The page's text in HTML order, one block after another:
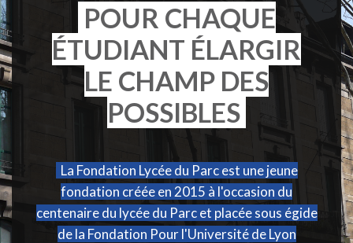
POUR CHAQUE
ÉTUDIANT ÉLARGIR
LE CHAMP DES
POSSIBLES
La Fondation Lycée du Parc est une jeune
fondation créée en 2015 à l'occasion du
centenaire du lycée du Parc et placée sous égide
de la Fondation Pour l'Université de Lyon